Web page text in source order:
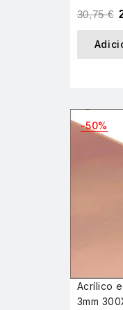
30,75€
-50%
Acrílico
3mm